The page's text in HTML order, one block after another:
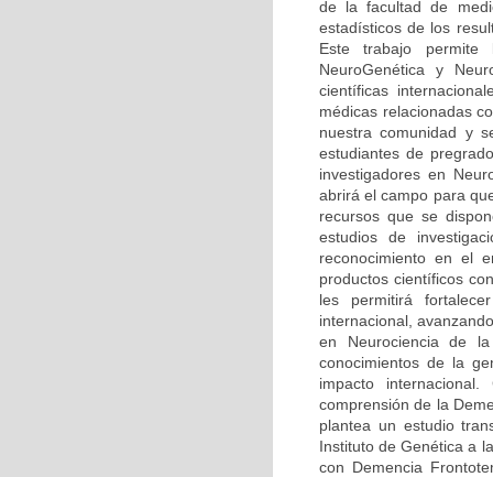
de la facultad de
estadísticos de los
Este trabajo permite
NeuroGenética y
científicas
médicas relacionadas
nuestra comunidad y
estudiantes de
investigadores en
abrirá el campo para
recursos que se
estudios de
reconocimiento en el
productos científicos
les permitirá
internacional,
en Neurociencia de
conocimientos de la
impacto
comprensión de la
plantea un estudio
Instituto de Genética a
con Demencia